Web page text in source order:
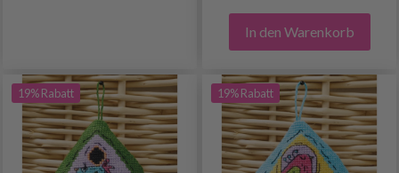
In den Warenkorb
19% Rabatt 19% Rabatt